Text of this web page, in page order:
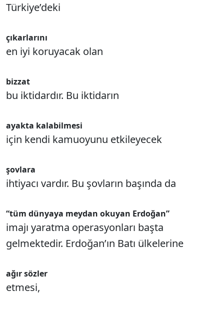
Türkiye’deki
çıkarlarını
en iyi koruyacak olan
bizzat
bu iktidardır. Bu iktidarın
ayakta kalabilmesi
için kendi kamuoyunu etkileyecek
şovlara
ihtiyacı vardır. Bu şovların başında da
“tüm dünyaya meydan okuyan Erdoğan”
imajı yaratma operasyonları başta
gelmektedir. Erdoğan’ın Batı ülkelerine
ağır sözler
etmesi,